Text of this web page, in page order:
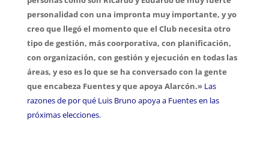
personalidad con una impronta muy importante, y yo
creo que llegó el momento que el Club necesita otro
tipo de gestión, más coorporativa, con planificación,
con organización, con gestión y ejecución en todas las
áreas, y eso es lo que se ha conversado con la gente
que encabeza Fuentes y que apoya Alarcón.» Las
razones de por qué Luis Bruno apoya a Fuentes en las
próximas elecciones.